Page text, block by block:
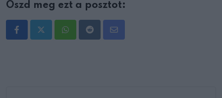
Oszd meg ezt a posztot:
WhatsappRedditShare